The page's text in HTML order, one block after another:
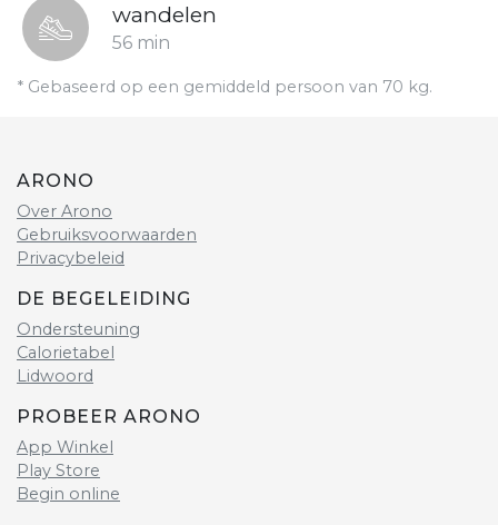
wandelen
56 min
* Gebaseerd op een gemiddeld persoon van 70 kg.
ARONO
Over Arono
Gebruiksvoorwaarden
Privacybeleid
DE BEGELEIDING
Ondersteuning
Calorietabel
Lidwoord
PROBEER ARONO
App Winkel
Play Store
Begin online